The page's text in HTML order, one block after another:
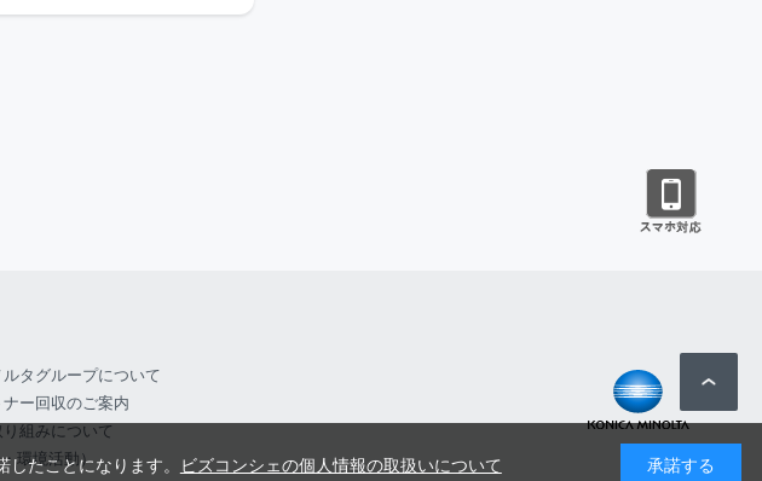
タグループについて
ー回収のご案内
組みについて
環境活動）
たことになります。 ビズコンシェの個人情報の取扱いについて 承諾する